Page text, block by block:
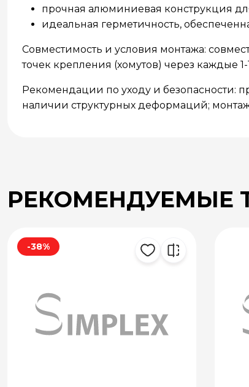
прочная алюминиевая конструкция
идеальная герметичность,
Совместимость и условия монтажа:
точек крепления (хомутов) через каждые
Рекомендации по уходу и безопасности:
наличии структурных деформаций;
РЕКОМЕНДУЕМЫЕ